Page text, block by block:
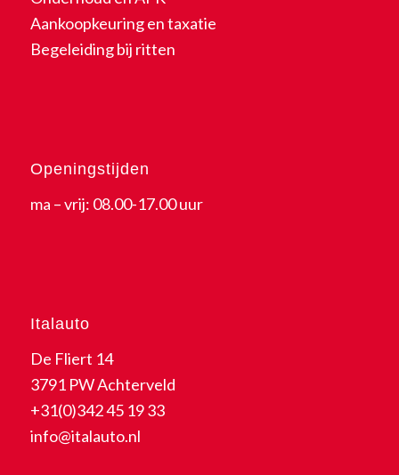
Aankoopkeuring en taxatie
Begeleiding bij ritten
Openingstijden
ma – vrij: 08.00-17.00 uur
Italauto
De Fliert 14
3791 PW Achterveld
+31(0)342 45 19 33
info@italauto.nl